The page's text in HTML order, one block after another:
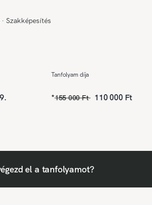
∙ Szakképesítés
Tanfolyam díja
*155 000 Ft 110 000 Ft
el a tanfolyamot?